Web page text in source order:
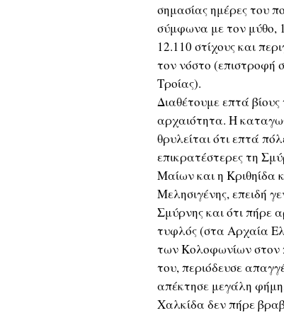
σημασίας ημέρες του
σύμφωνα με τον μύθο,
12.110 στίχους και
τον νόστο (επιστροφή
Τροίας).
Διαθέτουμε επτά
αρχαιότητα. Η
θρυλείται ότι επτά
επικρατέστερες τη
Μαίων και η Κριθηίδα
Μελησιγένης, επειδή
Σμύρνης και ότι πήρε
τυφλός (στα Αρχαία
των Κολοφωνίων στον
του, περιόδευσε
απέκτησε μεγάλη
Χαλκίδα δεν πήρε